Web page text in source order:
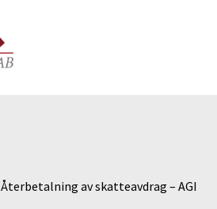
Återbetalning av skatteavdrag – AGI